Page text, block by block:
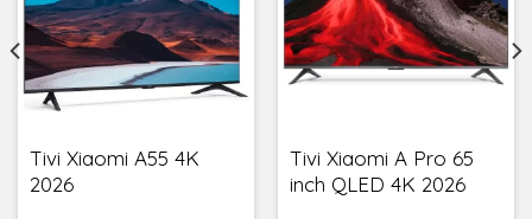
Tivi Xiaomi A55 4K
2026
Tivi Xiaomi A Pro 65
inch QLED 4K 2026